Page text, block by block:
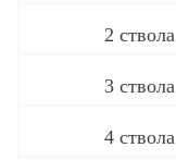
2 ствола
3 ствола
4 ствола